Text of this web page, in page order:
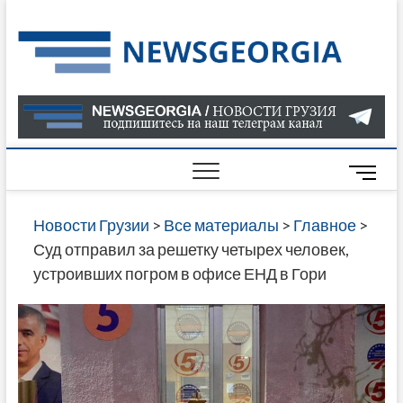
to
content
О
В
ГРУЗИИ
САЙТЕ
M
e
n
t
o
n
Новости Грузии > Все материалы > Главное>
Суд отправил за решетку четырех человек,
устроивших погром в офисе ЕНД в Гори